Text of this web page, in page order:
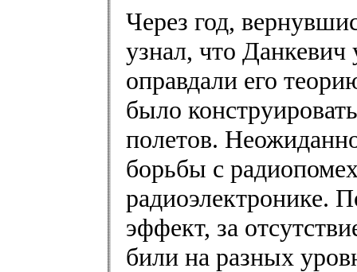
Через год,
узнал, что
оправдали его
было
полетов.
борьбы с
радиоэлектронике.
эффект, за
били на разных